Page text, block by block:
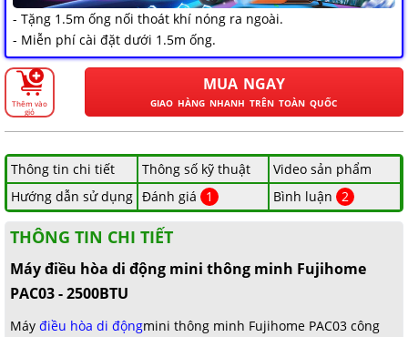
- Tặng 1.5m ống nối thoát khí nóng ra ngoài.
- Miễn phí cài đặt dưới 1.5m ống.
Thêm vào
giỏ
MUA NGAY
GIAO HÀNG NHANH TRÊN TOÀN QUỐC
Thông tin chi tiết Thông số kỹ thuật
Video sản phẩm
Hướng dẫn sử dụng Đánh giá 1 Bình luận 2
THÔNG TIN CHI TIẾT
Máy điều hòa di động mini thông minh Fujihome
PAC03 - 2500BTU
Máy điều hòa di độngmini thông minh Fujihome PAC03 công